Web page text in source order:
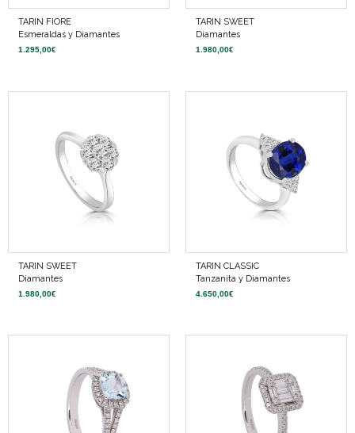
TARIN FIORE
Esmeraldas y Diamantes
1.295,00€
TARIN SWEET
Diamantes
1.980,00€
TARIN SWEET
Diamantes
1.980,00€
TARIN CLASSIC
Tanzanita y Diamantes
4.650,00€